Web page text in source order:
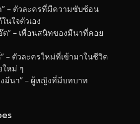
” – ตัวละครที่มีความซับซ้อน
นใจตัวเอง
ต” – เพื่อนสนิทของมีนาที่คอย
– ตัวละครใหม่ที่เข้ามาในชีวิต
หม่ ๆ
มีนา” – ผู้หญิงที่มีบทบาท